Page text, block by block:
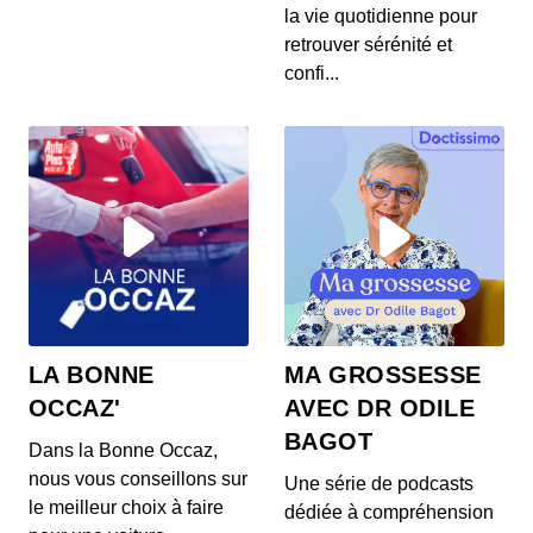
S12E145: L'actu auto du 24 juillet 2020
00:03:37 - IL Y A 6 ANS
Les prix de la Mercedes Classe E restylée, la
S12E144: L'actu auto du 23 juillet 2020
00:03:39 - IL Y A 6 ANS
L’Aston Martin Vanquish 25 par Ian Callum entre
en production. Quel est ce modèle ? On v...
S12E143: L'actu auto du 22 juillet 2020
00:03:25 - IL Y A 6 ANS
1400 ch dans un SUV 100% électrique ? C’est la
nouvelle trouvaille de Ford ! On vos prés...
S12E141: L'actu auto du 21 juillet 2020
00:03:26 - IL Y A 6 ANS
Au menu de ce mardi 21 juillet : des Renault Zoe
la vie quotidienne pour
retrouver sérénité et
confi...
LA BONNE
OCCAZ'
Dans la Bonne Occaz,
nous vous conseillons sur
le meilleur choix à faire
MA GROSSESSE
AVEC DR ODILE
BAGOT
Une série de podcasts
dédiée à compréhension